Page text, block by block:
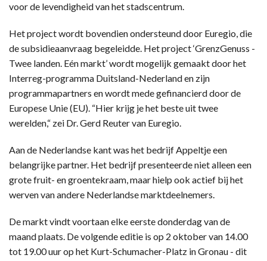
voor de levendigheid van het stadscentrum.
Het project wordt bovendien ondersteund door Euregio, die
de subsidieaanvraag begeleidde. Het project ‘GrenzGenuss -
Twee landen. Eén markt’ wordt mogelijk gemaakt door het
Interreg-programma Duitsland-Nederland en zijn
programmapartners en wordt mede gefinancierd door de
Europese Unie (EU). “Hier krijg je het beste uit twee
werelden,“ zei Dr. Gerd Reuter van Euregio.
Aan de Nederlandse kant was het bedrijf Appeltje een
belangrijke partner. Het bedrijf presenteerde niet alleen een
grote fruit- en groentekraam, maar hielp ook actief bij het
werven van andere Nederlandse marktdeelnemers.
De markt vindt voortaan elke eerste donderdag van de
maand plaats. De volgende editie is op 2 oktober van 14.00
tot 19.00 uur op het Kurt-Schumacher-Platz in Gronau - dit